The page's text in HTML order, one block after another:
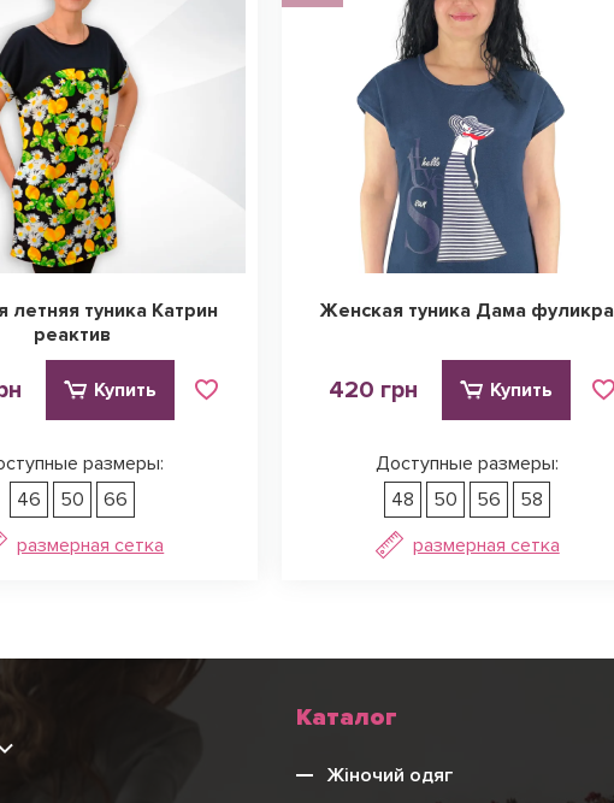
летняя туника Катрин
реактив
Купить
размеры:
46
50
66
размерная сетка
Женская туника Дама фуликра
420 грн Купить
Доступные размеры:
48
50 56
58
размерная сетка
Каталог
Жіночий одяг